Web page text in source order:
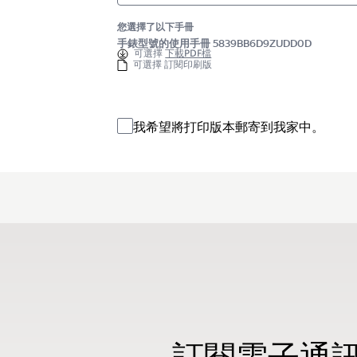
您選擇了以下手冊
手錶型號的使用手冊 5839BB6D9ZUDD0D
可選擇下載PDF檔
可選擇 訂閱印刷版
我希望將打印版本郵寄到我家中。